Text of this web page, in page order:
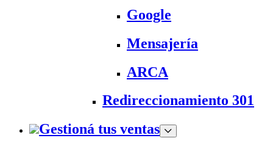
Google
Mensajería
ARCA
Redireccionamiento 301
Gestioná tus ventas